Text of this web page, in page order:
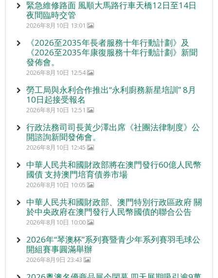
緊急維修路面 風順大馬路行車天橋12日至14日
夜間臨時交管
2026年8月10日 13:01
《2026至2035年長者服務十年行動計劃》及
《2026至2035年康復服務十年行動計劃》新聞
發佈會。
2026年8月10日 12:54
勞工局與永利合作推出“永利廚務新星培訓” 8月
10日起接受報名
2026年8月10日 12:51
行政法務司司長黃少澤出席《社團法律制度》公
開諮詢新聞發佈會。
2026年8月10日 12:45
中華人民共和國財政部將在澳門發行60億人民幣
國債 支持澳門培育債券市場
2026年8月10日 10:05
中華人民共和國財政部、澳門特別行政區政府 關
於中央政府在澳門發行人民幣國債的聯合公告
2026年8月10日 10:00
2026年“琴澳杯”系列賽暨青少年系列賽羽毛球公
開組賽事圓滿舉辦
2026年8月9日 23:43